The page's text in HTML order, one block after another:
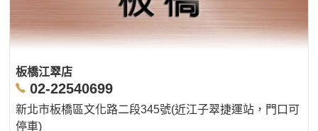
板橋江翠店
02-22540699
新北市板橋區文化路二段345號(近江子翠捷運站，門口可
停車)